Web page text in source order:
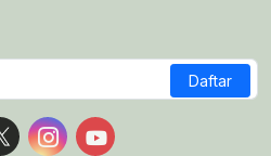
Daftar
us on Facebook
Follow us on X
Follow us on Instagram
Follow us on